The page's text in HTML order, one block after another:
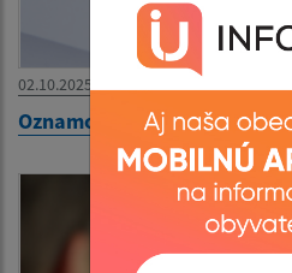
02.10.2025
Oznamovanie